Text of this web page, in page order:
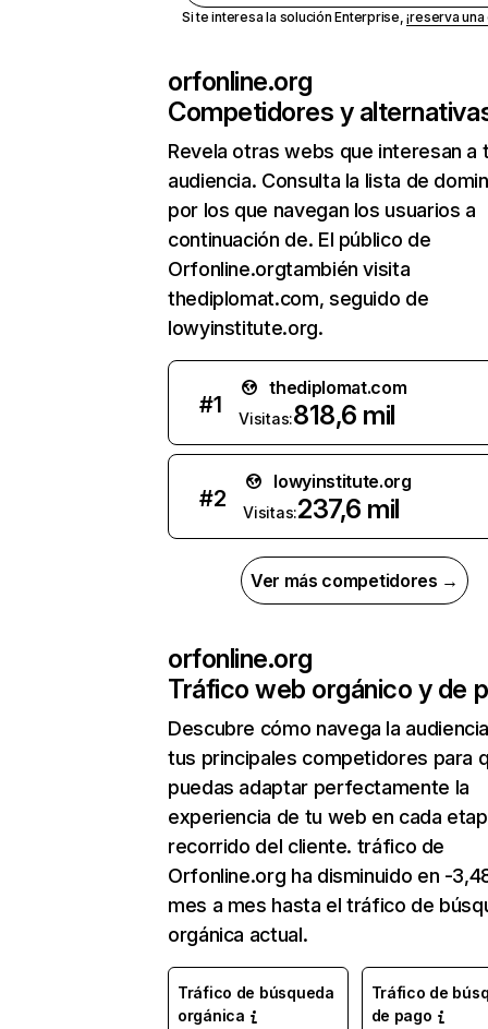
Si te interesa la solución Enterprise,¡reserva
orfonline.org
Competidores y
Revela otras webs que interesan a
audiencia. Consulta la lista de
por los que navegan los usuarios a
continuación de. El público de
Orfonline.orgtambién visita
thediplomat.com, seguido de
lowyinstitute.org.
#1
thediplomat.com
Visitas:818,6 mil
#2
lowyinstitute.org
Visitas:237,6 mil
Ver más competidores →
orfonline.org
Tráfico web orgánico y de
Descubre cómo navega la
tus principales competidores para
puedas adaptar perfectamente la
experiencia de tu web en cada
recorrido del cliente. tráfico de
Orfonline.org ha disminuido en -
mes a mes hasta el tráfico de
orgánica actual.
Tráfico de búsqueda
orgánica
Tráfico de
de pago